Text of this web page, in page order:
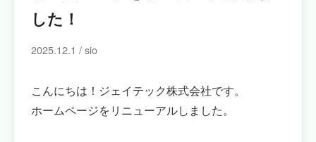
した！
2025.12.1 / sio
こんにちは！ジェイテック株式会社です。
ホームページをリニューアルしました。